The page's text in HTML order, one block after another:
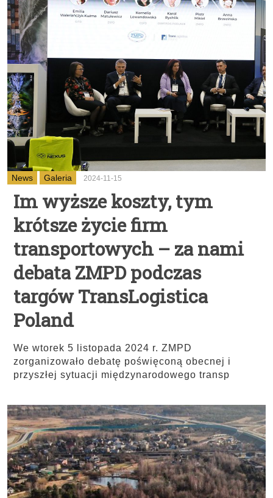
News Galeria 2024-11-15
Im wyższe koszty, tym
krótsze życie firm
transportowych – za nami
debata ZMPD podczas
targów TransLogistica
Poland
We wtorek 5 listopada 2024 r. ZMPD
zorganizowało debatę poświęconą obecnej i
przyszłej sytuacji międzynarodowego transp